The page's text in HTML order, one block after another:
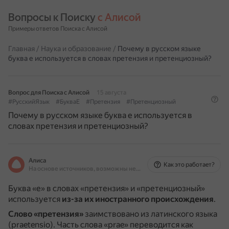
Вопросы к Поиску с Алисой
Примеры ответов Поиска с Алисой
Главная / Наука и образование / Почему в русском языке
буква е используется в словах претензия и претенциозный?
Вопрос для Поиска с Алисой
15 августа
#РусскийЯзык
#БукваЕ #Претензия #Претенциозный
Почему в русском языке буква е используется в
словах претензия и претенциозный?
Алиса
На основе источников, возможны неточности
Как это работает?
Буква «е» в словах «претензия» и «претенциозный»
используется из-за их иностранного происхождения.
Слово «претензия» заимствовано из латинского языка
(praetensio). Часть слова «prae» переводится как